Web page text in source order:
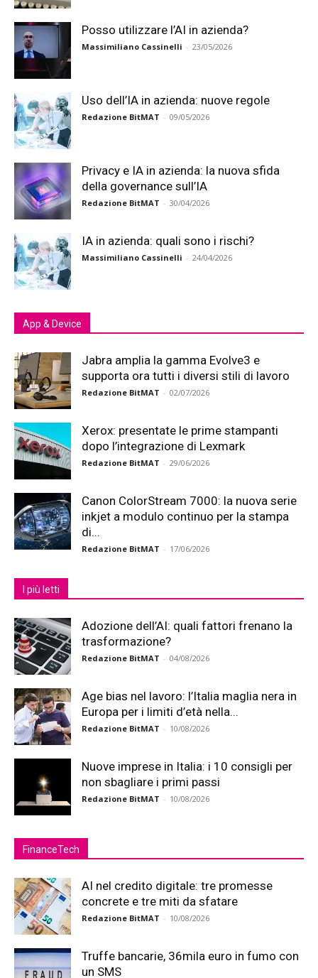
Posso utilizzare l’AI in azienda?
Massimiliano Cassinelli - 23/05/2026
Uso dell’IA in azienda: nuove regole
Redazione BitMAT - 09/05/2026
Privacy e IA in azienda: la nuova sfida
della governance sull’IA
Redazione BitMAT - 30/04/2026
IA in azienda: quali sono i rischi?
Massimiliano Cassinelli - 24/04/2026
App & Device
Jabra amplia la gamma Evolve3 e
supporta ora tutti i diversi stili di lavoro
Redazione BitMAT - 02/07/2026
Xerox: presentate le prime stampanti
dopo l’integrazione di Lexmark
Redazione BitMAT - 29/06/2026
Canon ColorStream 7000: la nuova serie
inkjet a modulo continuo per la stampa
di...
Redazione BitMAT - 17/06/2026
I più letti
Adozione dell’AI: quali fattori frenano la
trasformazione?
Redazione BitMAT - 04/08/2026
Age bias nel lavoro: l’Italia maglia nera in
Europa per i limiti d’età nella...
Redazione BitMAT - 10/08/2026
Nuove imprese in Italia: i 10 consigli per
non sbagliare i primi passi
Redazione BitMAT - 10/08/2026
FinanceTech
AI nel credito digitale: tre promesse
concrete e tre miti da sfatare
Redazione BitMAT - 10/08/2026
Truffe bancarie, 36mila euro in fumo con
un SMS